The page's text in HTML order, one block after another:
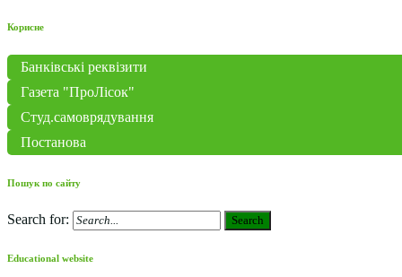
Корисне
Банківські реквізити
Газета "ПроЛісок"
Студ.самоврядування
Постанова
Пошук по сайту
Search for: Search
Educational website